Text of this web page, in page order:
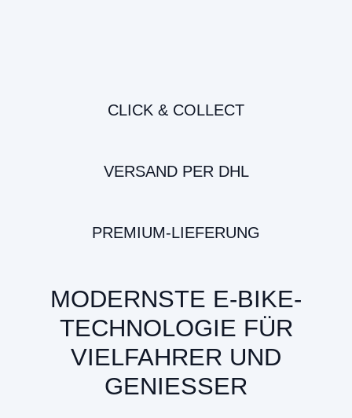
CLICK & COLLECT
VERSAND PER DHL
PREMIUM-LIEFERUNG
MODERNSTE E-BIKE-
TECHNOLOGIE FÜR
VIELFAHRER UND
GENIESSER